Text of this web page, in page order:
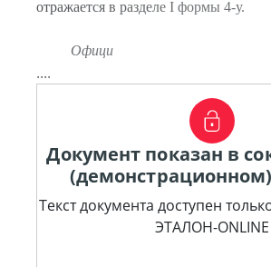
отражается в разделе I формы 4-у.
Офици
....
Документ показан в
Текст документа доступен
ЭТАЛОН-ONLINE